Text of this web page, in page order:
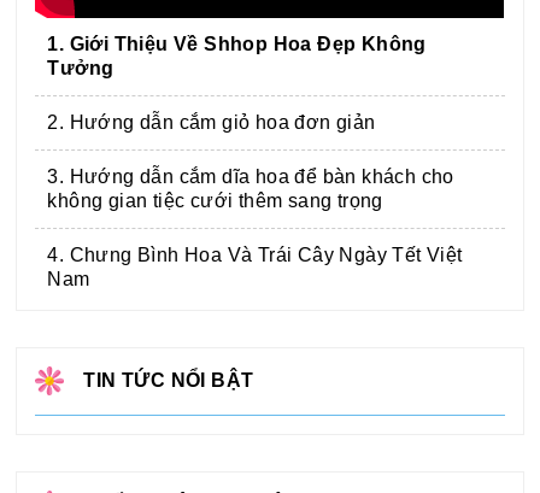
1. Giới Thiệu Về Shhop Hoa Đẹp Không
Tưởng
2. Hướng dẫn cắm giỏ hoa đơn giản
3. Hướng dẫn cắm dĩa hoa để bàn khách cho
không gian tiệc cưới thêm sang trọng
4. Chưng Bình Hoa Và Trái Cây Ngày Tết Việt
Nam
TIN TỨC NỔI BẬT